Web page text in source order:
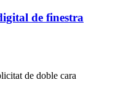
de finestra